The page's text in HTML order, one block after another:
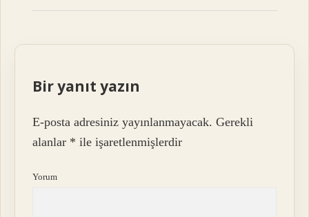
Bir yanıt yazın
E-posta adresiniz yayınlanmayacak. Gerekli
alanlar * ile işaretlenmişlerdir
Yorum